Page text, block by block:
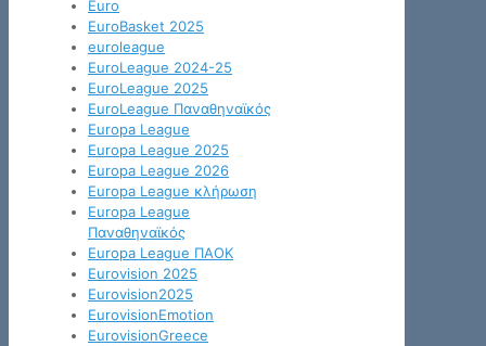
Euro
EuroBasket 2025
euroleague
EuroLeague 2024-25
EuroLeague 2025
EuroLeague Παναθηναϊκός
Europa League
Europa League 2025
Europa League 2026
Europa League κλήρωση
Europa League
Παναθηναϊκός
Europa League ΠΑΟΚ
Eurovision 2025
Eurovision2025
EurovisionEmotion
EurovisionGreece